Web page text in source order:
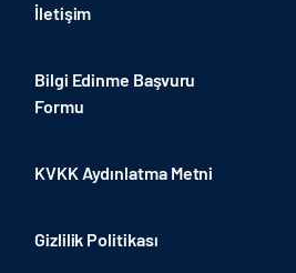
İletişim
Bilgi Edinme Başvuru
Formu
KVKK Aydınlatma Metni
Gizlilik Politikası